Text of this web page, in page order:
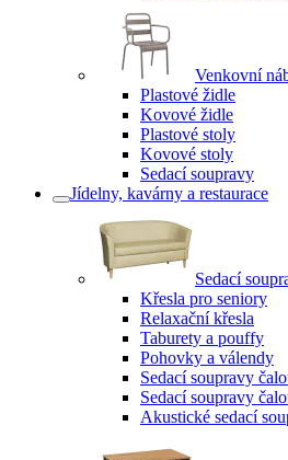
Venkovní
Plastové židle
Kovové židle
Plastové stoly
Kovové stoly
Sedací soupravy
Jídelny, kavárny a restaurace
Sedací
Křesla pro seniory
Relaxační křesla
Taburety a pouffy
Pohovky a válendy
Sedací soupravy
Sedací soupravy
Akustické sedací